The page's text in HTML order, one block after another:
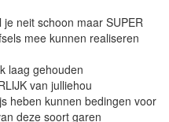
neit schoon maar SUPER
mee kunnen realiseren
laag gehouden
van julliehou
heben kunnen bedingen voor
deze soort garen